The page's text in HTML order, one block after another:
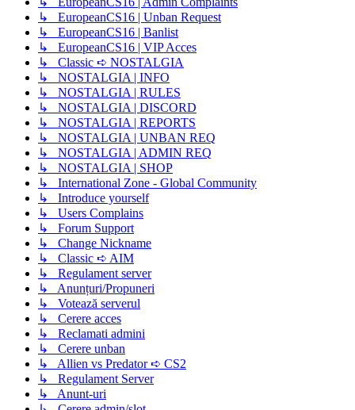
↳ EuropeanCS16 | Unban Request
↳ EuropeanCS16 | Banlist
↳ EuropeanCS16 | VIP Acces
↳ Classic ➪ NOSTALGIA
↳ NOSTALGIA | INFO
↳ NOSTALGIA | RULES
↳ NOSTALGIA | DISCORD
↳ NOSTALGIA | REPORTS
↳ NOSTALGIA | UNBAN REQ
↳ NOSTALGIA | ADMIN REQ
↳ NOSTALGIA | SHOP
↳ International Zone - Global Community
↳ Introduce yourself
↳ Users Complains
↳ Forum Support
↳ Change Nickname
↳ Classic ➪ AIM
↳ Regulament server
↳ Anunțuri/Propuneri
↳ Votează serverul
↳ Cerere acces
↳ Reclamati admini
↳ Cerere unban
↳ Allien vs Predator ➪ CS2
↳ Regulament Server
↳ Anunt-uri